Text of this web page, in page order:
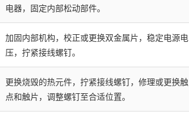
电器，固定内部松动部件。
加固内部机构，校正或更换双金属片，稳定电源电
压，拧紧接线螺钉。
更换烧毁的热元件，拧紧接线螺钉，修理或更换触
点和触片，调整螺钉至合适位置。